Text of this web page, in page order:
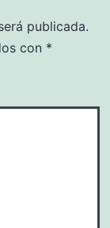
publicada.
con *